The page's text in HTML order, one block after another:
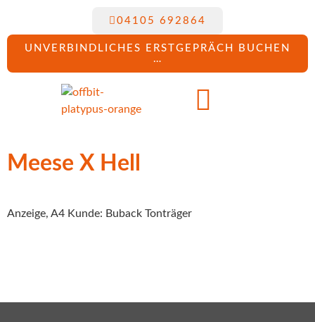
UNVERBINDLICHES ERSTGEPRÄCH BUCHEN
…
04105 692864
Meese X Hell
Anzeige, A4 Kunde: Buback Tonträger